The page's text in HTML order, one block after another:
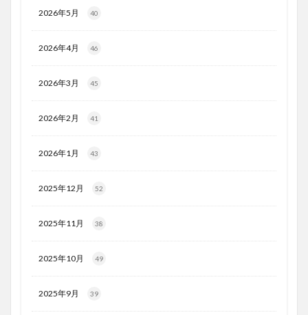
2026年5月 40
2026年4月 46
2026年3月 45
2026年2月 41
2026年1月 43
2025年12月 52
2025年11月 38
2025年10月 49
2025年9月 39